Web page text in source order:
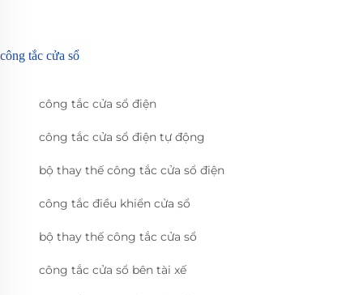
công tắc cửa sổ
công tắc cửa sổ điện
công tắc cửa sổ điện tự động
bộ thay thế công tắc cửa sổ điện
công tắc điều khiển cửa sổ
bộ thay thế công tắc cửa sổ
công tắc cửa sổ bên tài xế